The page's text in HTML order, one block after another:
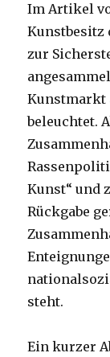
Im Artikel
Kunstbesitz
zur
Kunstmarkt
beleuchtet.
Kunst“ und
Rückgabe
steht.
Ein kurzer